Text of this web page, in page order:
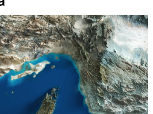
можете во кој било момент да
негативни последици.